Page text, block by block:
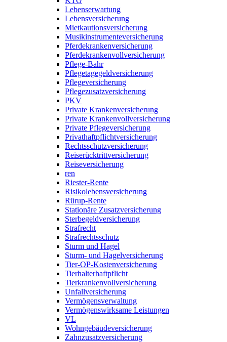
Lebenserwartung
Lebensversicherung
Mietkautionsversicherung
Musikinstrumenteversicherung
Pferdekrankenversicherung
Pferdekrankenvollversicherung
Pflege-Bahr
Pflegetagegeldversicherung
Pflegeversicherung
Pflegezusatzversicherung
PKV
Private Krankenversicherung
Private Krankenvollversicherung
Private Pflegeversicherung
Privathaftpflichtversicherung
Rechtsschutzversicherung
Reiserücktrittversicherung
Reiseversicherung
ren
Riester-Rente
Risikolebensversicherung
Rürup-Rente
Stationäre Zusatzversicherung
Sterbegeldversicherung
Strafrecht
Strafrechtsschutz
Sturm und Hagel
Sturm- und Hagelversicherung
Tier-OP-Kostenversicherung
Tierhalterhaftpflicht
Tierkrankenvollversicherung
Unfallversicherung
Vermögensverwaltung
Vermögenswirksame Leistungen
VL
Wohngebäudeversicherung
Zahnzusatzversicherung